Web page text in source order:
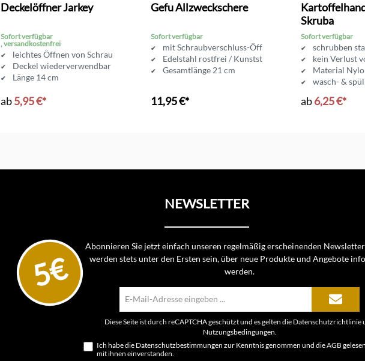
Deckelöffner Jarkey
Sofort verfügbar
, versandkostenfrei
leichtes Öffnen von Schraubdeckeln
Deckel wiederverwendbar
Länge 14 cm
ab5,95 €*
Gefu Allzweckschere
Sofort verfügbar
mit Schraubverschluss-Öffner
Edelstahl rostfrei / Kunststoff
Gesamtlänge 21 cm
11,95 €*
Skruba
Sofort verfügbar
schrubben
kein Verlust
Material
wasch- &
ab6,25 €*
NEWSLETTER
5€
Abonnieren Sie jetzt einfach unseren regelmäßig erscheinenden
werden stets unter den Ersten sein, über neue Produkte und Angebote
werden.
Mail-
Adresse*
Diese Seite ist durch reCAPTCHA geschützt und es gelten die Datenschutzrichtlinie
Nutzungsbedingungen
Ich habe die Datenschutzbestimmungen zur Kenntnis genommen und dieAGB
mit ihnen einverstanden.